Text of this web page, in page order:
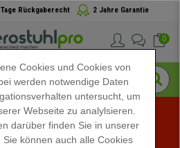
Rückgaberecht 2 Jahre Garantie
0
bei buerostuhlpro! Exklusive
Cookies und Cookies von
werden notwendige Daten
untersucht, um
Webseite zu analylsieren.
darüber finden Sie in unserer
. Sie können auch alle Cookies